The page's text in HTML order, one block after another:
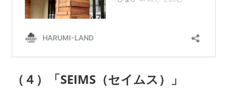
（４）「SEIMS（セイムス） 」